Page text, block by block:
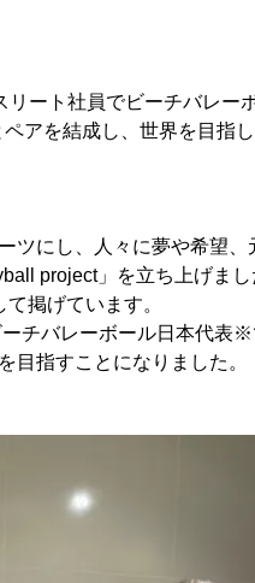
ート社員でビーチバレー
アを結成し、世界を目指し
ツにし、人々に夢や希望、
project」を立ち上げま
掲げています。
チバレーボール日本代表※
目指すことになりました。